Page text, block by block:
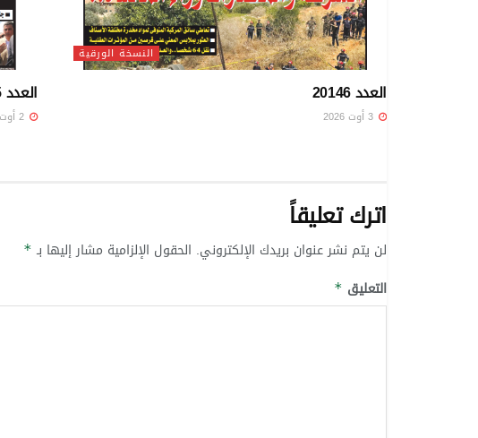
النسخة الورقية
العدد 20146 العدد 20145
اترك تعليقاً
لن يتم نشر عنوان بريدك الإلكتروني. الحقول الإلزامية مشار إليها بـ *
التعليق *